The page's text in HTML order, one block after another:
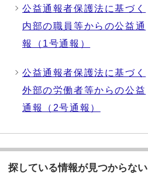
公益通報者保護法に基づく
内部の職員等からの公益通
報（1号通報）
公益通報者保護法に基づく
外部の労働者等からの公益
通報（2号通報）
探している情報が見つからない